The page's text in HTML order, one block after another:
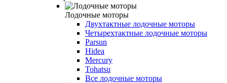
Лодочные моторы
Двухтактные лодочные моторы
Четырехтактные лодочные моторы
Parsun
Hidea
Mercury
Tohatsu
Все лодочные моторы